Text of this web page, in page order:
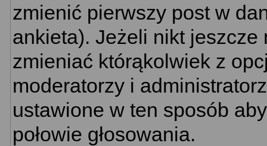
zmienić pierwszy post w
ankieta). Jeżeli nikt jeszcze
zmieniać którąkolwiek z
moderatorzy i
ustawione w ten sposób
połowie głosowania.